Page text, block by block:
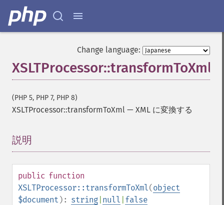
Change language:
XSLTProcessor::transformToXml
(PHP 5, PHP 7, PHP 8)
XSLTProcessor::transformToXml — XML に変換する
説明
public function
XSLTProcessor::transformToXml(object
$document ): string null false